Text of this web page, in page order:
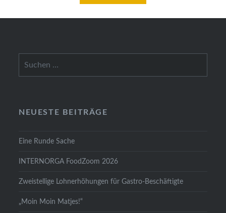
NEUESTE BEITRÄGE
Eine Runde Sache
INTERNORGA FoodZoom 2026
Zweistellige Lohnerhöhungen für Gastro-Beschäftigte
„Moin Moin Matjes!“